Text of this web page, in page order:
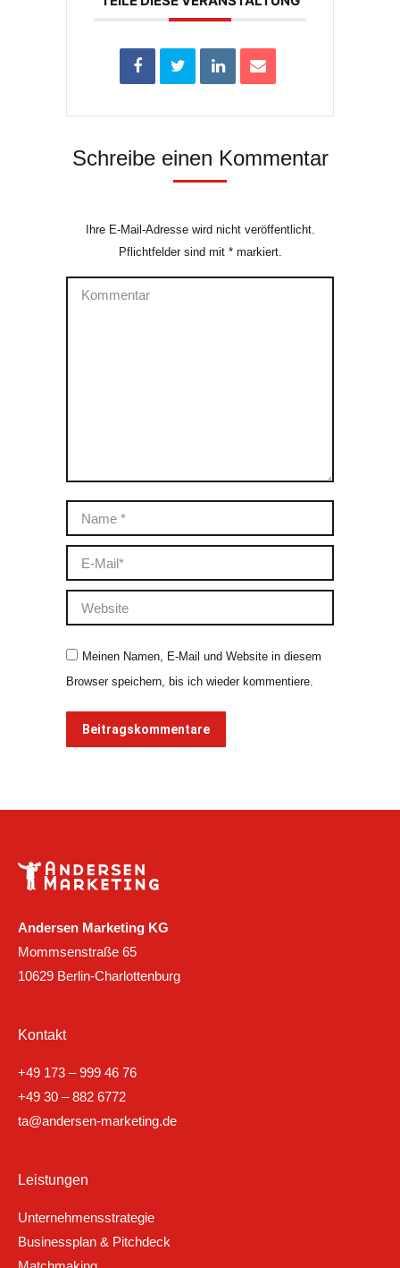
Schreibe einen Kommentar
Ihre E-Mail-Adresse wird nicht veröffentlicht.
Pflichtfelder sind mit *markiert.
Kommentar
Name *
E-Mail *
Website
Meinen Namen, E-Mail und Website in diesem
Browser speichern, bis ich wieder kommentiere.
Beitragskommentare
Andersen Marketing KG
Mommsenstraße 65
10629 Berlin-Charlottenburg
Kontakt
+49 173 – 999 46 76
+49 30 – 882 6772
ta@andersen-marketing.de
Leistungen
Unternehmensstrategie
Businessplan & Pitchdeck